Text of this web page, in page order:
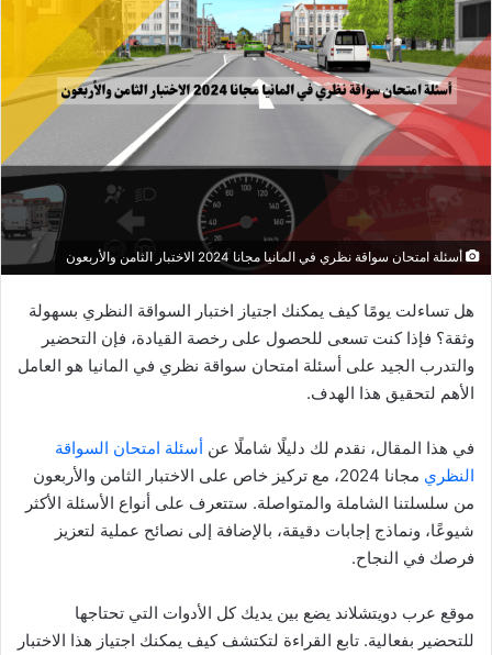
أسئلة امتحان سواقة نظري في المانيا مجانا 2024 الاختبار الثامن والأربعون
هل تساءلت يومًا كيف يمكنك اجتياز اختبار السواقة النظري بسهولة
وثقة؟ فإذا كنت تسعى للحصول على رخصة القيادة، فإن التحضير
والتدرب الجيد على أسئلة امتحان سواقة نظري في المانيا هو العامل
الأهم لتحقيق هذا الهدف.
في هذا المقال، نقدم لك دليلًا شاملًا عن أسئلة امتحان السواقة
النظري
مجانا 2024، مع تركيز خاص على الاختبار الثامن والأربعون
من سلسلتنا الشاملة والمتواصلة. ستتعرف على أنواع الأسئلة الأكثر
شيوعًا، ونماذج إجابات دقيقة، بالإضافة إلى نصائح عملية لتعزيز
فرصك في النجاح.
موقع عرب دويتشلاند يضع بين يديك كل الأدوات التي تحتاجها
للتحضير بفعالية. تابع القراءة لتكتشف كيف يمكنك اجتياز هذا الاختبار